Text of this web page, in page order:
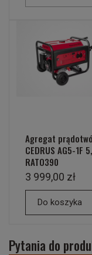
Agregat
CEDRUS AG5-1F
RATO390
3 999,00 zł
Do koszyka
Pytania do